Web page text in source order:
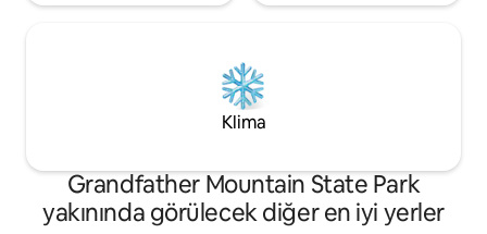
Klima
Grandfather Mountain State Park
yakınında görülecek diğer en iyi yerler